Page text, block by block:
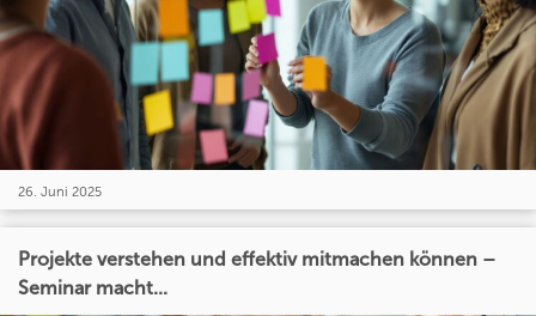
26. Juni 2025
Projekte verstehen und effektiv mitmachen können –
Seminar macht...